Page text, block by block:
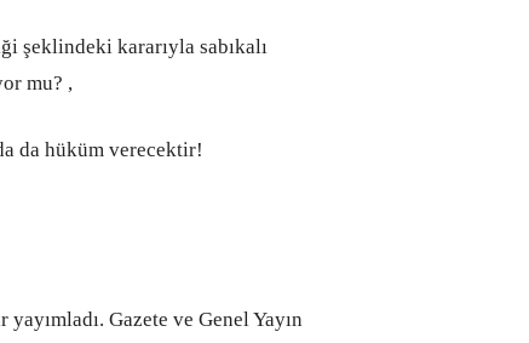
şeklindeki kararıyla sabıkalı
mu? ,
da hüküm verecektir!
Gazete ve Genel Yayın